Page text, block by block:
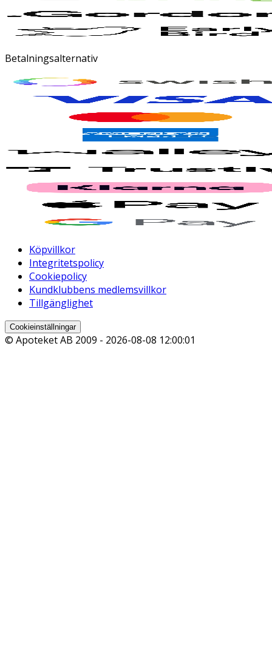
Betalningsalternativ
Köpvillkor
Integritetspolicy
Cookiepolicy
Kundklubbens medlemsvillkor
Tillgänglighet
Cookieinställningar
© Apoteket AB 2009 - 2026-08-08 12:00:01